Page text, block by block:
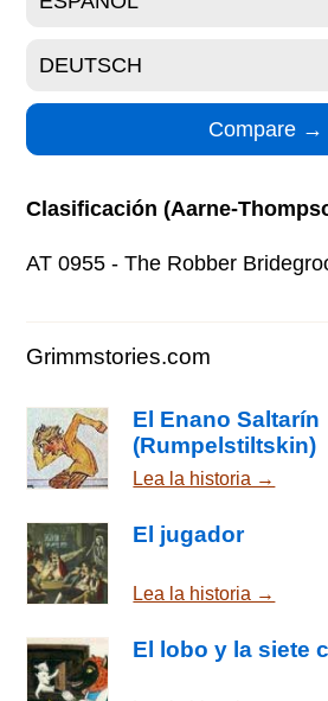
Clasificación (Aarne-
AT 0955 - The Robber
Grimmstories.com
El Enano Saltarín
(Rumpelstiltskin)
Lea la historia →
El jugador
Lea la historia →
El lobo y la siete